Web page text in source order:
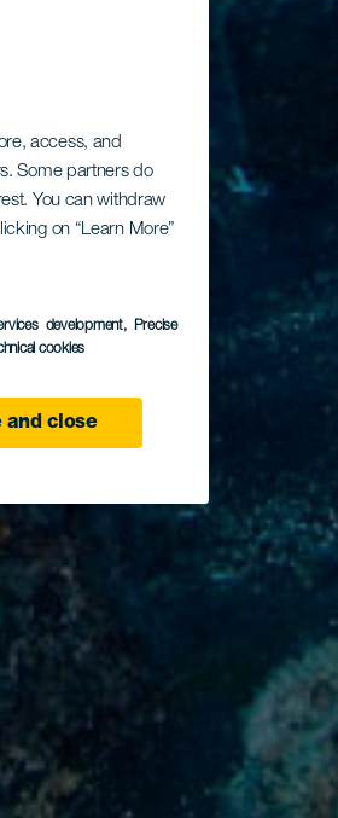
access, and
Some partners do
You can withdraw
on “Learn More”
development, Precise
cookies
and close